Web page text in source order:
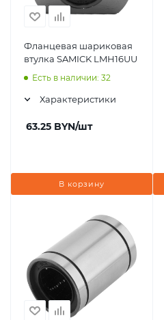
Фланцевая шариковая
втулка SAMICK LMH16UU
Есть в наличии: 32
Характеристики
63.25 BYN/шт
В корзину